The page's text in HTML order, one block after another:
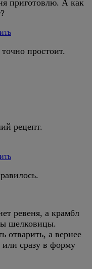
приготовлю. А как
простоит.
рецепт.
ревеня, а крамбл
шелковицы.
отварить, а вернее
или сразу в форму